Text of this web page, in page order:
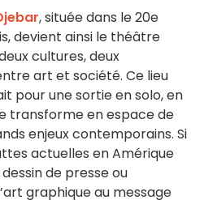
, située dans le 20e
devient ainsi le théâtre
cultures, deux
art et société. Ce lieu
pour une sortie en solo, en
transforme en espace de
enjeux contemporains. Si
actuelles en Amérique
de presse ou
graphique au message